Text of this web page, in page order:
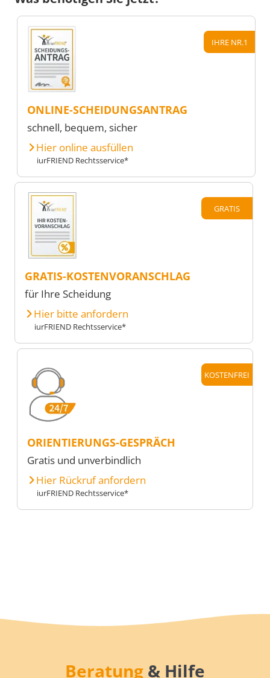
IHRE NR.1
ONLINE-SCHEIDUNGSANTRAG
schnell, bequem, sicher
Hier online ausfüllen
iurFRIEND Rechtsservice*
GRATIS
GRATIS-KOSTENVORANSCHLAG
für Ihre Scheidung
Hier bitte anfordern
iurFRIEND Rechtsservice*
KOSTENFREI
ORIENTIERUNGS-GESPRÄCH
Gratis und unverbindlich
Hier Rückruf anfordern
iurFRIEND Rechtsservice*
Beratung & Hilfe